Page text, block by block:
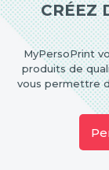
CRÉEZ
MyPersoPrint
produits de
vous permettre